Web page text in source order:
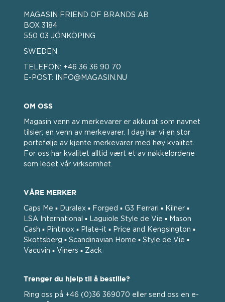
MAGASIN FRIEND OF BRANDS AB
BOX 3184
550 03 JÖNKÖPING
SWEDEN
TELEFON: +46 36 36 90 70
E-POST:
INFO@MAGASIN.NU
OM OSS
Magasin venn av merkevarer er akkurat som navnet
tilsier; en venn av merkevarer. I dag har vi en stor
portefølje av kjente merkevarer med høy kvalitet.
For oss har kvalitet alltid vært et av nøkkelordene
som ledet vår virksomhet.
VÅRE MERKER
Caps Me ▪ Duralex ▪ Forged ▪ G3 Ferrari ▪ Kilner ▪
LSA International ▪ Laguiole Style de Vie ▪ Mason
Cash ▪ Pintinox ▪ Plate-it ▪ Price and Kengsington ▪
Skottsberg ▪ Scandinavian Home ▪ Style de Vie ▪
Vacuvin ▪ Viners ▪ Zack
Trenger du hjelp til å bestille?
Ring oss på +46 (0)36 369070 eller send oss ​​en e-